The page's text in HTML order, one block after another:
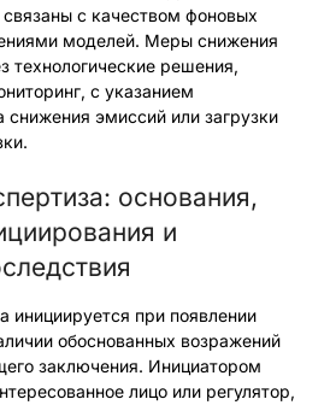
с качеством фоновых
моделей. Меры снижения
технологические решения,
с указанием
эмиссий или загрузки
основания,
и
инициируется при появлении
обоснованных возражений
заключения. Инициатором
лицо или регулятор,